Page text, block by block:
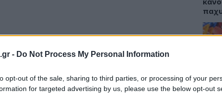
- Do Not Process My Personal Information
opt-out of the sale, sharing to third parties, or processing of your
for targeted advertising by us, please use the below opt-out
του διοικητού στο Νοσοκομείο
κέντρου του νοσοκομείου. Η κλήση
το πάρουμε απόφαση ότι στις 15:30
ΙΣΑ: